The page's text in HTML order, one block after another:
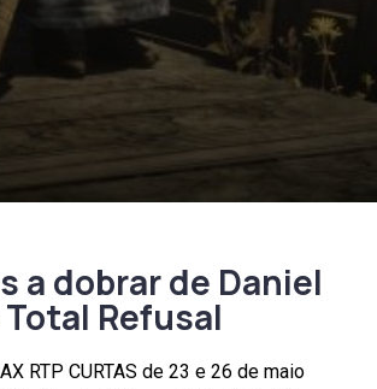
a dobrar de Daniel
Refusal
RTP CURTAS de 23 e 26 de maio